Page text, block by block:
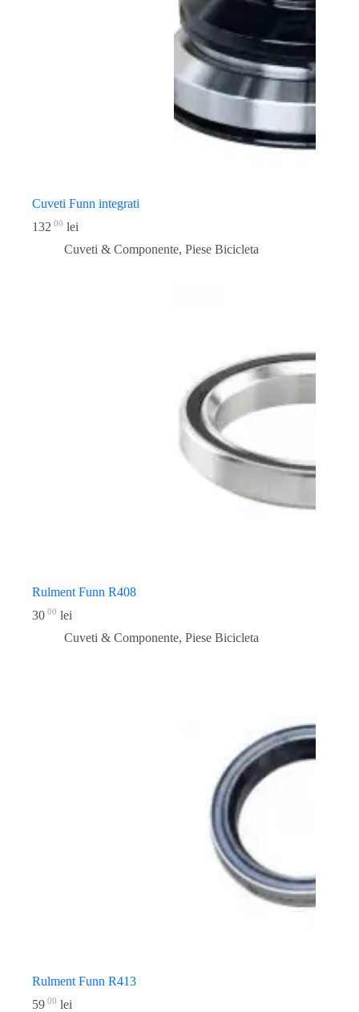
Cuveti Funn integrati
132 00 lei
Cuveti & Componente, Piese Bicicleta
Rulment Funn R408
30 00 lei
Cuveti & Componente, Piese Bicicleta
Rulment Funn R413
59 00 lei